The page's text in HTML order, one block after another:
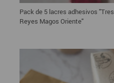
Pack de 5 lacres adhesivos "Tres
Reyes Magos Oriente"